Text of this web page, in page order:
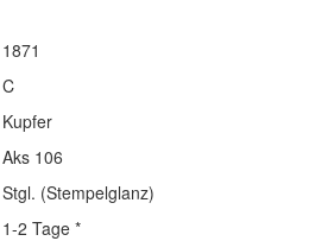
1871
C
Kupfer
Aks 106
Stgl. (Stempelglanz)
1-2 Tage *